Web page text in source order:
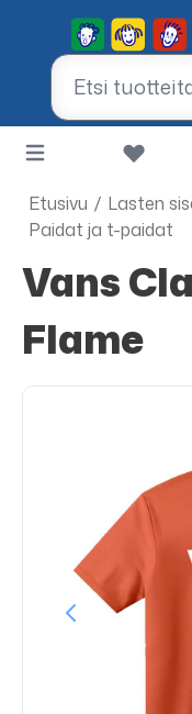
Etusivu / Lasten
Paidat ja t-paidat
Vans Classic T-paita,
Flame